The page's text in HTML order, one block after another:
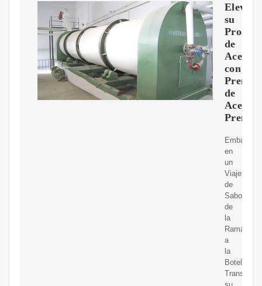
Eleve
su
de
Aceite
con
Prensas
de
Aceite
Embarque
en
un
Viaje
de
Sabor
de
la
Rama
a
la
Botella: